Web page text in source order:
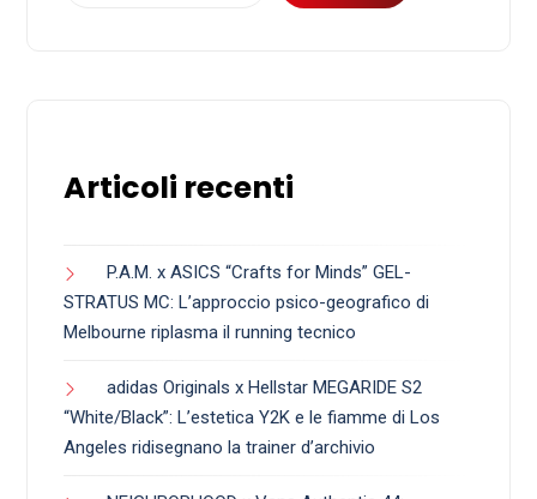
Articoli recenti
P.A.M. x ASICS “Crafts for Minds” GEL-
STRATUS MC: L’approccio psico-geografico di
Melbourne riplasma il running tecnico
adidas Originals x Hellstar MEGARIDE S2
“White/Black”: L’estetica Y2K e le fiamme di Los
Angeles ridisegnano la trainer d’archivio